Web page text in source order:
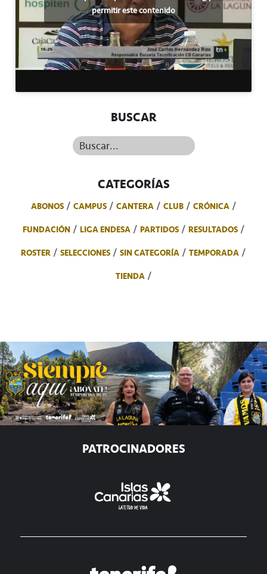
permitir este contenido
BUSCAR
Buscar...
CATEGORÍAS
ABONOS CAMPUS CANTERA CLUB
CRÓNICA
FUNDACIÓN
LIGA ENDESA PARTIDOS
RESULTADOS
ROSTER
SELECCIONES SIN CATEGORÍA
TEMPORADA
TIENDA
PATROCINADORES